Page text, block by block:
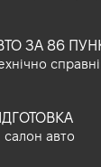
ЗА 86
справні
салон авто